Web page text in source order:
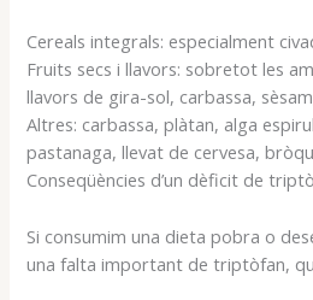
Cereals integrals: especialment
Fruits secs i llavors: sobretot les
llavors de gira-sol, carbassa,
Altres: carbassa, plàtan, alga
pastanaga, llevat de cervesa,
Conseqüències d’un dèficit de
Si consumim una dieta pobra o
una falta important de triptòfan,